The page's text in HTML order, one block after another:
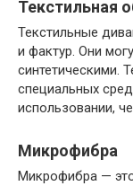
Текстильная
Текстильные
и фактур. Они
синтетическими.
специальных
использовании,
Микрофибра
Микрофибра —